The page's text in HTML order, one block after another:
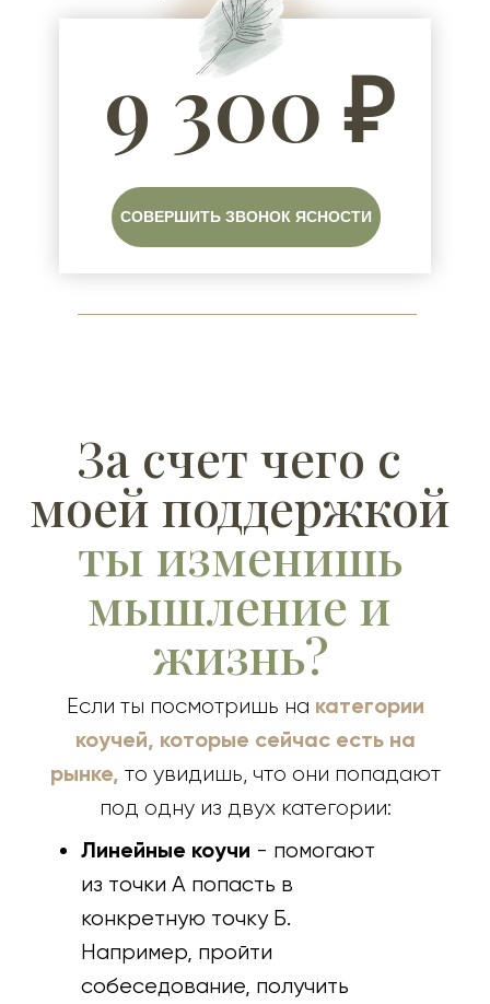
9 300 ₽
СОВЕРШИТЬ ЗВОНОК ЯСНОСТИ
За счет чего с
моей поддержкой
ты изменишь
мышление и
жизнь?
Линейные коучи - помогают
из точки А попасть в
конкретную точку Б.
Например, пройти
собеседование, получить
Если ты посмотришь на категории
коучей, которые сейчас есть на
рынке, то увидишь, что они попадают
под одну из двух категории: